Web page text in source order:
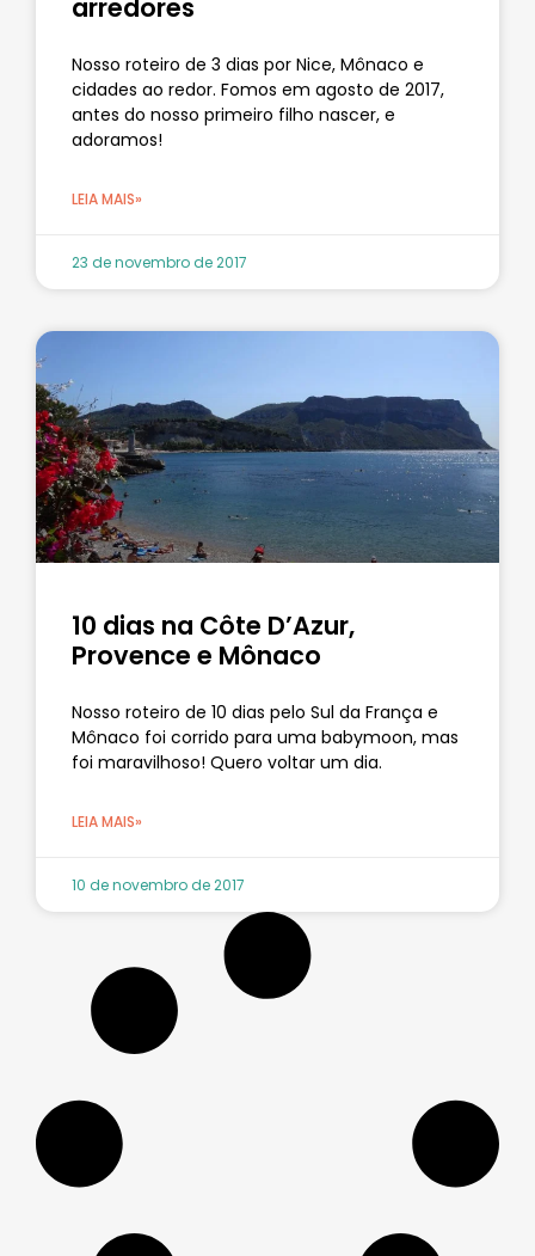
arredores
Nosso roteiro de 3 dias por Nice, Mônaco e
cidades ao redor. Fomos em agosto de 2017,
antes do nosso primeiro filho nascer, e
adoramos!
LEIA MAIS»
23 de novembro de 2017
10 dias na Côte D’Azur,
Provence e Mônaco
Nosso roteiro de 10 dias pelo Sul da França e
Mônaco foi corrido para uma babymoon, mas
foi maravilhoso! Quero voltar um dia.
LEIA MAIS»
10 de novembro de 2017